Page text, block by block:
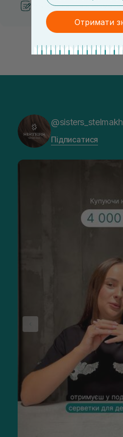
Рекомендації від
Підписатися
Отримати